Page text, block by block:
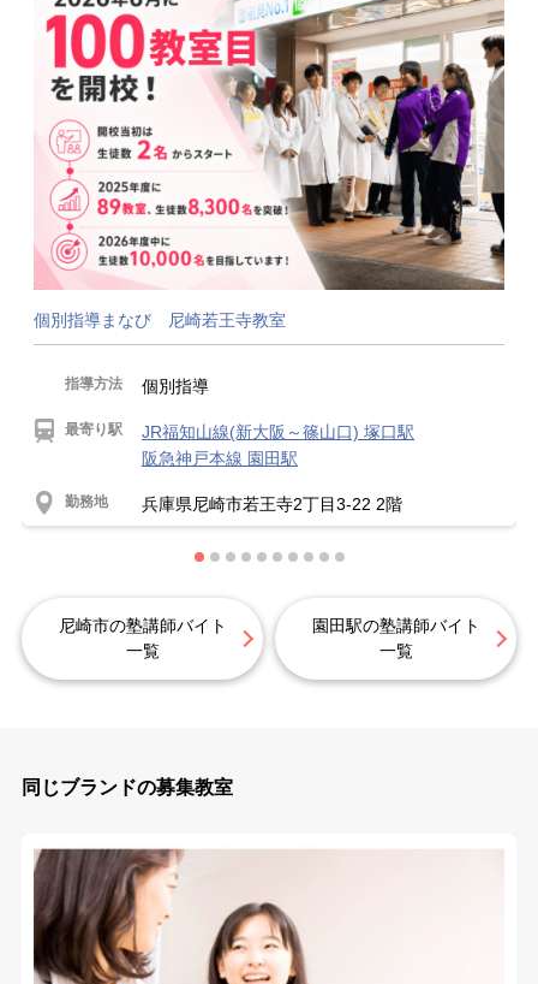
個別指導まなび 尼崎若王寺教室
指導方法 個別指導
最寄り駅
JR福知山線(新大阪～篠山口) 塚口駅
阪急神戸本線 園田駅
勤務地 兵庫県尼崎市若王寺2丁目3-22 2階
尼崎市の塾講師バイト
一覧
園田駅の塾講師バイト
一覧
同じブランドの募集教室